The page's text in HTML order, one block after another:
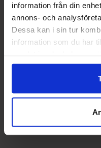
information från din
annons- och
Dessa kan i sin tur
information som du har
Sprite 33cl
22.90 kr